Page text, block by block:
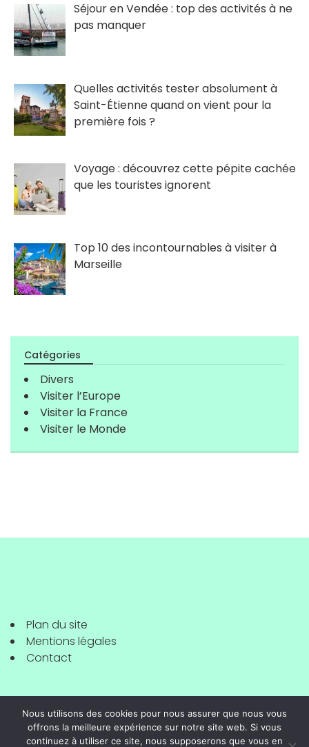
Séjour en Vendée : top des activités à ne
pas manquer
Quelles activités tester absolument à
Saint-Étienne quand on vient pour la
première fois ?
Voyage : découvrez cette pépite cachée
que les touristes ignorent
Top 10 des incontournables à visiter à
Marseille
Catégories
Divers
Visiter l’Europe
Visiter la France
Visiter le Monde
Plan du site
Mentions légales
Contact
Nous utilisons des cookies pour nous assurer que nous vous
offrons la meilleure expérience sur notre site web. Si vous
continuez à utiliser ce site, nous supposerons que vous en